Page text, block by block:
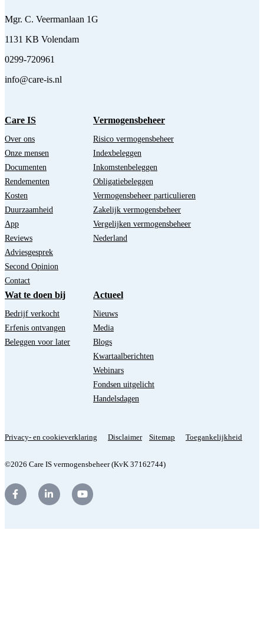
Mgr. C. Veermanlaan 1G
1131 KB Volendam
0299-720961
info@care-is.nl
Care IS
Over ons
Onze mensen
Documenten
Rendementen
Kosten
Duurzaamheid
App
Reviews
Adviesgesprek
Second Opinion
Contact
Vermogensbeheer
Risico vermogensbeheer
Indexbeleggen
Inkomstenbeleggen
Obligatiebeleggen
Vermogensbeheer particulieren
Zakelijk vermogensbeheer
Vergelijken vermogensbeheer
Nederland
Wat te doen bij
Bedrijf verkocht
Erfenis ontvangen
Beleggen voor later
Actueel
Nieuws
Media
Blogs
Kwartaalberichten
Webinars
Fondsen uitgelicht
Handelsdagen
Privacy- en cookieverklaring Disclaimer Sitemap Toegankelijkheid
©2026 Care IS vermogensbeheer (KvK 37162744)